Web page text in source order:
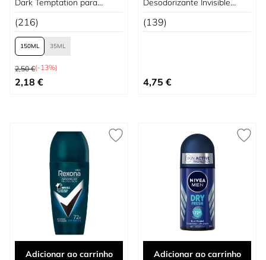
Dark Temptation para
homem
(216)
35
150
Preço Normal
2,50 €(-13%)
Tão baixo quanto
2,18 €
Desodorizante Invisible
Original Duplo Poupança
(139)
4,75 €
Adicionar ao carrinho Adicionar ao carrinho